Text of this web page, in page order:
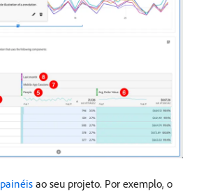
painéis ao seu projeto. Por exemplo, o